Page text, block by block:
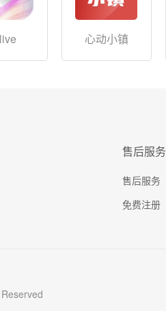
心动小镇
售后服务
售后服务
免费注册